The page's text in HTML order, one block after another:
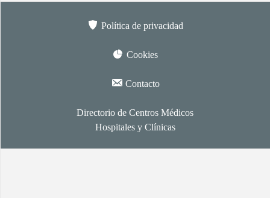
Política de privacidad
Cookies
Contacto
Directorio de Centros Médicos
Hospitales y Clínicas